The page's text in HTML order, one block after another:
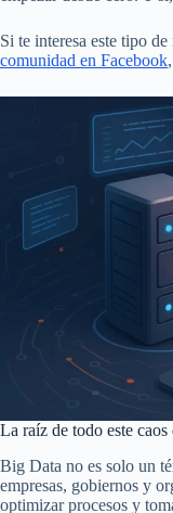
Si te interesa este tipo
comunidad en Facebook
La raíz de todo este caos
Big Data no es solo un
empresas, gobiernos y
optimizar procesos y